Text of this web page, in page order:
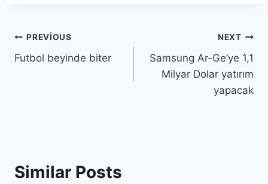
Yazı
gezinmesi
PREVIOUS
Futbol beyinde biter
NEXT
Samsung Ar-Ge’ye 1,1
Milyar Dolar yatırım
yapacak
Similar Posts